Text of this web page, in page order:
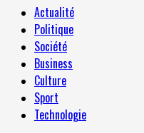
Actualité
Politique
Société
Business
Culture
Sport
Technologie